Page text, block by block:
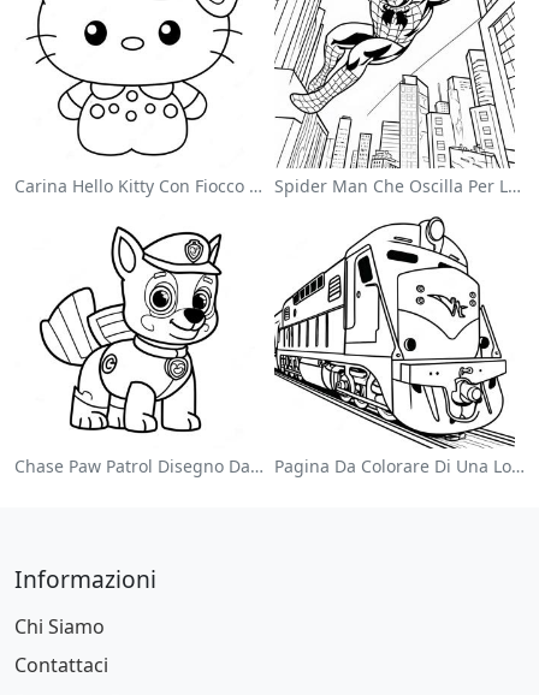
Carina Hello Kitty Con Fiocco Da Colorare Spider Man Che Oscilla Per La Città Da Colorare
Chase Paw Patrol Disegno Da Colorare Pagina Da Colorare Di Una Locomotiva Colorata
Informazioni
Chi Siamo
Contattaci